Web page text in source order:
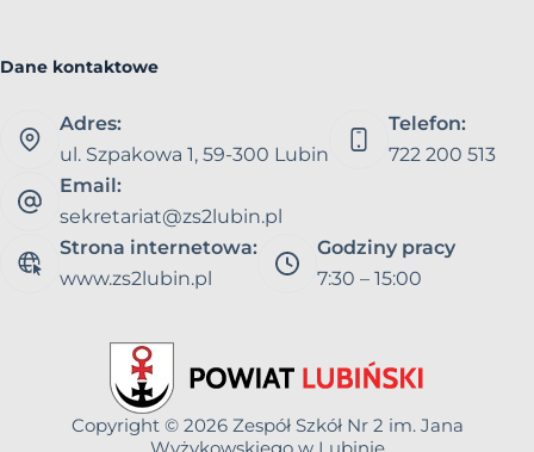
Dane kontaktowe
Adres:
ul. Szpakowa 1, 59-300 Lubin
Telefon:
722 200 513
Email:
sekretariat@zs2lubin.pl
Strona internetowa:
www.zs2lubin.pl
Godziny pracy
7:30 – 15:00
Copyright © 2026 Zespół Szkół Nr 2 im. Jana
Wyżykowskiego w Lubinie